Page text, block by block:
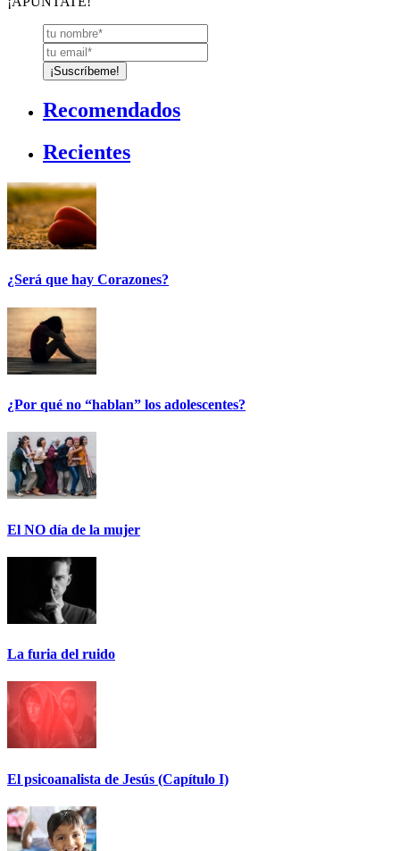
Recomendados
Recientes
¿Será que hay Corazones?
¿Por qué no “hablan” los adolescentes?
El NO día de la mujer
La furia del ruido
El psicoanalista de Jesús (Capítulo I)